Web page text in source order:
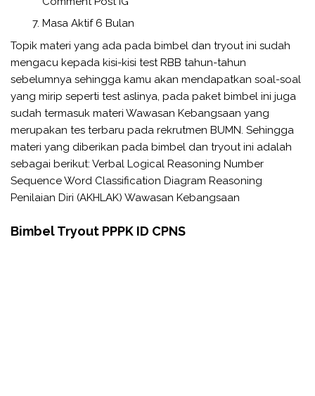
Masa Aktif 6 Bulan
Topik materi yang ada pada bimbel dan tryout ini sudah
mengacu kepada kisi-kisi test RBB tahun-tahun
sebelumnya sehingga kamu akan mendapatkan soal-soal
yang mirip seperti test aslinya, pada paket bimbel ini juga
sudah termasuk materi Wawasan Kebangsaan yang
merupakan tes terbaru pada rekrutmen BUMN. Sehingga
materi yang diberikan pada bimbel dan tryout ini adalah
sebagai berikut: Verbal Logical Reasoning Number
Sequence Word Classification Diagram Reasoning
Penilaian Diri (AKHLAK) Wawasan Kebangsaan
Bimbel Tryout PPPK ID CPNS